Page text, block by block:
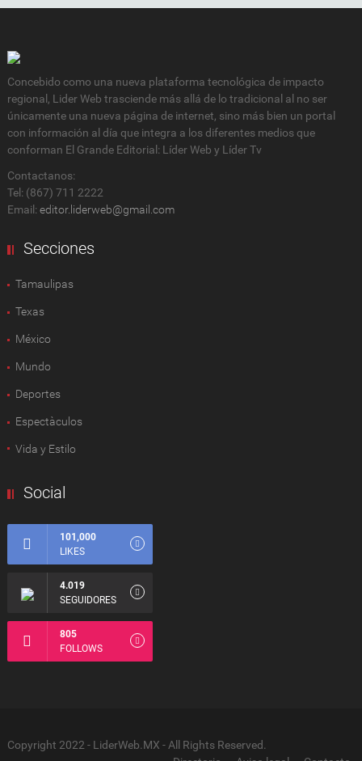
Concebido como una nueva plataforma tecnológica de impacto
regional, Lider Web trasciende más allá de lo tradicional al no ser
únicamente una nueva página de internet, sino más bien un portal
con información al día que integra a los diferentes medios que
conforman El Grande Editorial: Líder Web y Líder Tv
Contactanos:
Tel: (867) 711 2222
Email: editor.liderweb@gmail.com
Secciones
Tamaulipas
Texas
México
Mundo
Deportes
Espectàculos
Vida y Estilo
Social
101,000
LIKES
4.019
SEGUIDORES
805
FOLLOWS
Copyright 2022 - LiderWeb.MX - All Rights Reserved.